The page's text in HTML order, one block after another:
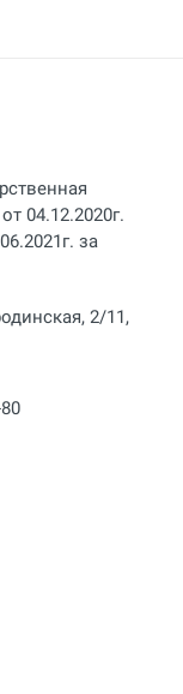
04.12.2020г.
за
2/11,